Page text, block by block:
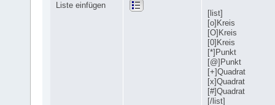
Liste einfügen
[list]
[o]Kreis
[O]Kreis
[0]Kreis
[*]Punkt
[@]Punkt
[+]Quadrat
[x]Quadrat
[#]Quadrat
[/list]